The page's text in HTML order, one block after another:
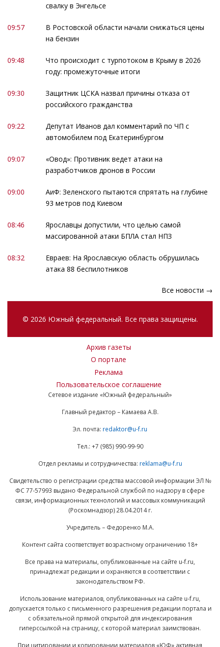
свалку в Энгельсе
09:57
В Ростовской области начали снижаться цены
на бензин
09:48
Что происходит с турпотоком в Крыму в 2026
году: промежуточные итоги
09:30
Защитник ЦСКА назвал причины отказа от
российского гражданства
09:22
Депутат Иванов дал комментарий по ЧП с
автомобилем под Екатеринбургом
09:07
«Овод»: Противник ведет атаки на
разработчиков дронов в России
09:00
АиФ: Зеленского пытаются спрятать на глубине
93 метров под Киевом
08:46
Ярославцы допустили, что целью самой
массированной атаки БПЛА стал НПЗ
08:32
Евраев: На Ярославскую область обрушилась
атака 88 беспилотников
Все новости →
© 2026 Южный федеральный. Все права защищены.
Архив газеты
О портале
Реклама
Пользовательское соглашение
Сетевое издание «Южный федеральный»
Главный редактор – Камаева А.В.
Эл. почта: redaktor@u-f.ru
Тел.: +7 (985) 990-99-90
Отдел рекламы и сотрудничества: reklama@u-f.ru
Свидетельство о регистрации средства массовой информации ЭЛ №
ФС 77-57993 выдано Федеральной службой по надзору в сфере
связи, информационных технологий и массовых коммуникаций
(Роскомнадзор) 28.04.2014 г.
Учредитель – Федоренко М.А.
Контент сайта соответствует возрастному ограничению 18+
Все права на материалы, опубликованные на сайте u-f.ru,
принадлежат редакции и охраняются в соответствии с
законодательством РФ.
Использование материалов, опубликованных на сайте u-f.ru,
допускается только с письменного разрешения редакции портала и
с обязательной прямой открытой для индексирования
гиперссылкой на страницу, с которой материал заимствован.
При цитировании и копировании материалов «ЮФ» активная